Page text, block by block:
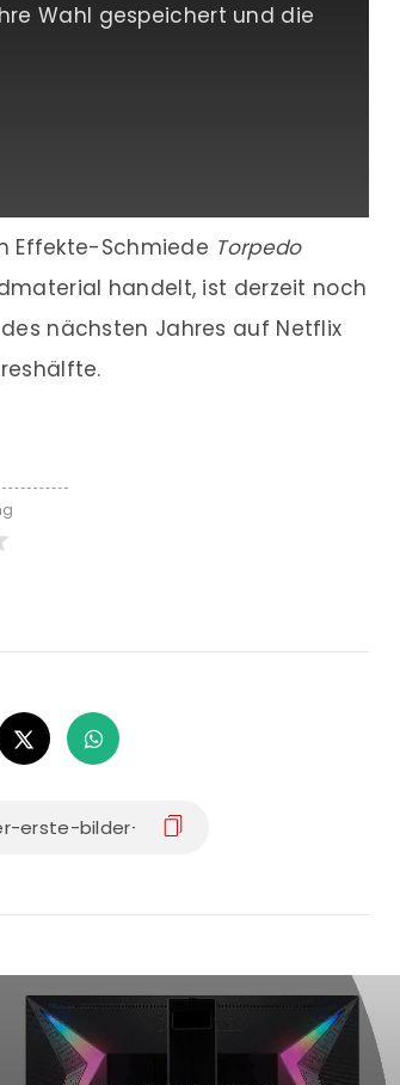
Wahl gespeichert und die
Effekte-Schmiede Torpedo
handelt, ist derzeit noch
nächsten Jahres auf Netflix